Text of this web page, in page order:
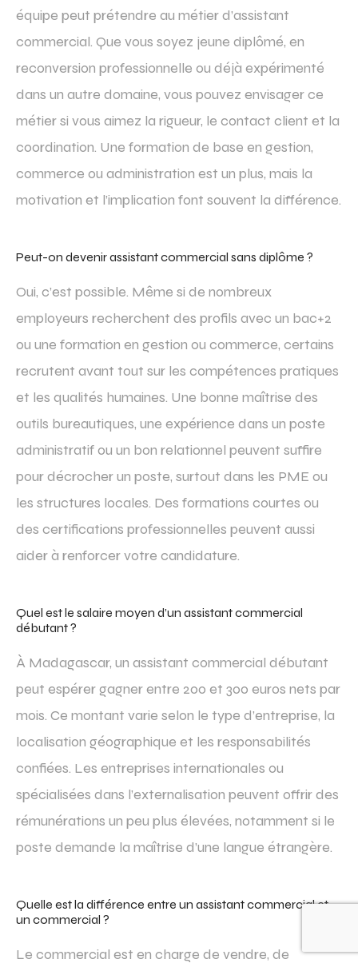
équipe peut prétendre au métier d’assistant
commercial. Que vous soyez jeune diplômé, en
reconversion professionnelle ou déjà expérimenté
dans un autre domaine, vous pouvez envisager ce
métier si vous aimez la rigueur, le contact client et la
coordination. Une formation de base en gestion,
commerce ou administration est un plus, mais la
motivation et l’implication font souvent la différence.
Peut-on devenir assistant commercial sans diplôme ?
Oui, c’est possible. Même si de nombreux
employeurs recherchent des profils avec un bac+2
ou une formation en gestion ou commerce, certains
recrutent avant tout sur les compétences pratiques
et les qualités humaines. Une bonne maîtrise des
outils bureautiques, une expérience dans un poste
administratif ou un bon relationnel peuvent suffire
pour décrocher un poste, surtout dans les PME ou
les structures locales. Des formations courtes ou
des certifications professionnelles peuvent aussi
aider à renforcer votre candidature.
Quel est le salaire moyen d’un assistant commercial
débutant ?
À Madagascar, un assistant commercial débutant
peut espérer gagner entre 200 et 300 euros nets par
mois. Ce montant varie selon le type d’entreprise, la
localisation géographique et les responsabilités
confiées. Les entreprises internationales ou
spécialisées dans l’externalisation peuvent offrir des
rémunérations un peu plus élevées, notamment si le
poste demande la maîtrise d’une langue étrangère.
Quelle est la différence entre un assistant commercial et
un commercial ?
Le commercial est en charge de vendre, de